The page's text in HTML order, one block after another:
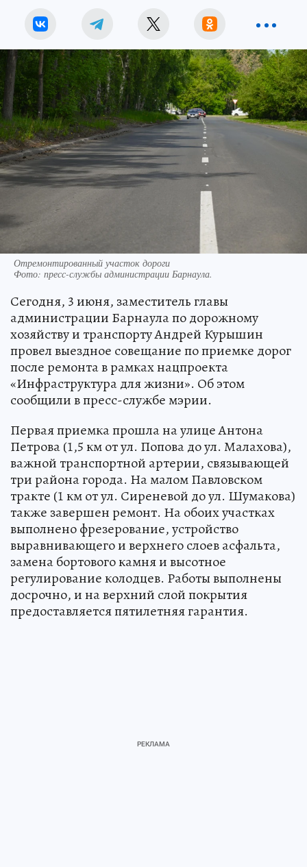
Отремонтированный участок дороги
Фото: пресс-службы администрации Барнаула.
Сегодня, 3 июня, заместитель главы
администрации Барнаула по дорожному
хозяйству и транспорту Андрей Курышин
провел выездное совещание по приемке дорог
после ремонта в рамках нацпроекта
«Инфраструктура для жизни». Об этом
сообщили в пресс-службе мэрии.
Первая приемка прошла на улице Антона
Петрова (1,5 км от ул. Попова до ул. Малахова),
важной транспортной артерии, связывающей
три района города. На малом Павловском
тракте (1 км от ул. Сиреневой до ул. Шумакова)
также завершен ремонт. На обоих участках
выполнено фрезерование, устройство
выравнивающего и верхнего слоев асфальта,
замена бортового камня и высотное
регулирование колодцев. Работы выполнены
досрочно, и на верхний слой покрытия
предоставляется пятилетняя гарантия.